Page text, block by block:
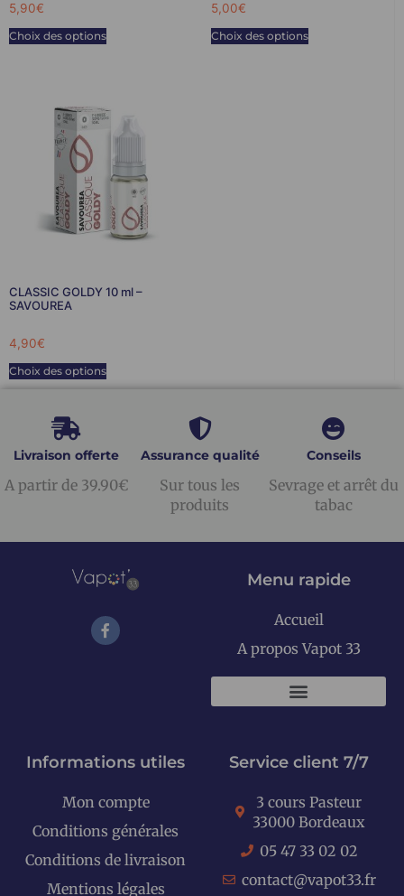
5,90€
Choix des options
5,00€
Choix des options
CLASSIC GOLDY 10 ml –
SAVOUREA
4,90€
Choix des options
Livraison offerte
A partir de 39.90€
Assurance qualité
Sur tous les
produits
Conseils
Sevrage et arrêt du
tabac
Menu rapide
Accueil
A propos Vapot 33
Informations utiles
Mon compte
Conditions générales
Conditions de livraison
Mentions légales
Service client 7/7
3 cours Pasteur
33000 Bordeaux
05 47 33 02 02
contact@vapot33.fr